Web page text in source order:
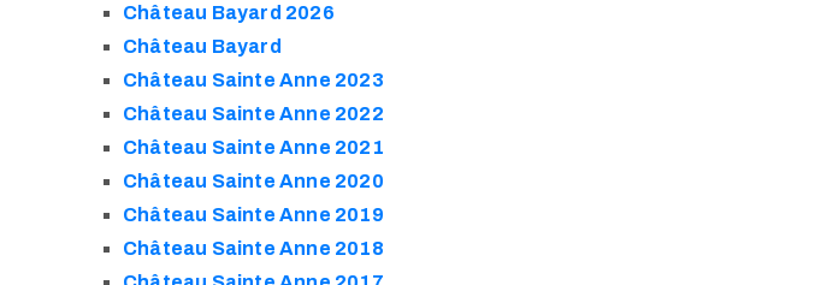
Château Bayard 2026
Château Bayard
Château Sainte Anne 2023
Château Sainte Anne 2022
Château Sainte Anne 2021
Château Sainte Anne 2020
Château Sainte Anne 2019
Château Sainte Anne 2018